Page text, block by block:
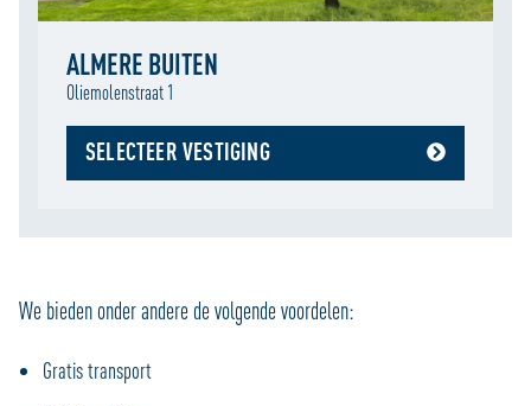
ALMERE BUITEN
Oliemolenstraat 1
SELECTEER VESTIGING
We bieden onder andere de volgende voordelen:
Gratis transport